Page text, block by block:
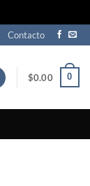
Contacto
$0.00 0